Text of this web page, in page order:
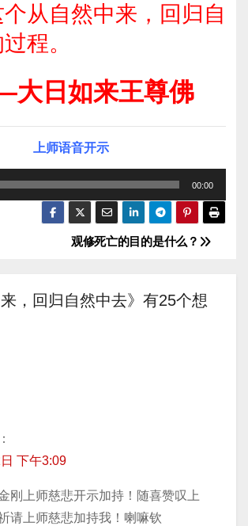
从自然中来，回归自
程。
日如来王尊佛
上师语音开示
00:00
观修死亡的目的是什么？
来，回归自然中去》有25个想
下午3:09
刚上师慈悲开示加持！随喜赞叹上
请上师慈悲加持我！喇嘛钦